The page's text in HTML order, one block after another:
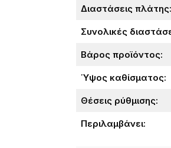
Διαστάσεις πλάτης:
Συνολικές
Βάρος προϊόντος:
Ύψος καθίσματος:
Θέσεις ρύθμισης:
Περιλαμβάνει: